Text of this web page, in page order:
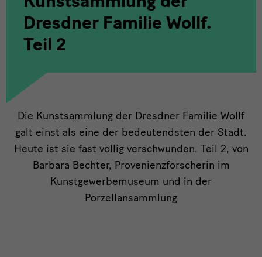
Dresdner Familie Wollf.
Teil 2
Die
Kunstsammlung
der
Dresdner
Die Kunstsammlung der Dresdner Familie Wollf
galt einst als eine der bedeutendsten der Stadt.
Heute ist sie fast völlig verschwunden. Teil 2, von
Barbara Bechter, Provenienzforscherin im
Kunstgewerbemuseum und in der
Porzellansammlung